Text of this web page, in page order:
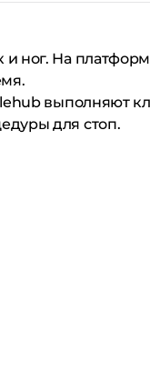
ног. На
выполняют
для стоп.